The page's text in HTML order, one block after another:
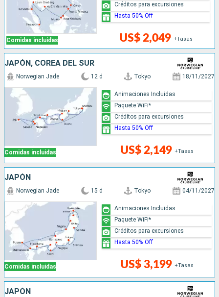
Comidas incluidas US$ 2,049 +Tasas
Créditos para excursiones
Hasta 50% Off
JAPÓN, COREA DEL SUR
Comidas incluidas
Norwegian Jade 12 d Tokyo 18/11/2027
US$ 2,149 +Tasas
Animaciones Incluidas
Paquete WiFi*
Créditos para excursiones
Hasta 50% Off
JAPÓN
Comidas incluidas
Norwegian Jade 15 d Tokyo 04/11/2027
US$ 3,199 +Tasas
Animaciones Incluidas
Paquete WiFi*
Créditos para excursiones
Hasta 50% Off
JAPÓN